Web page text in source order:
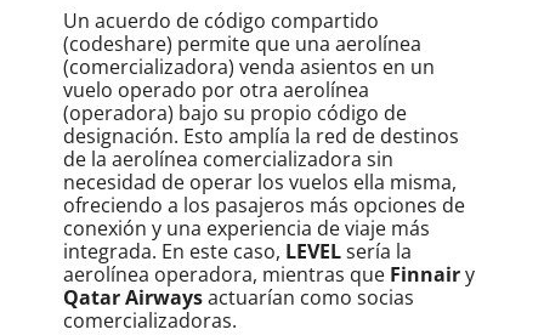
Un acuerdo de código compartido
(codeshare) permite que una aerolínea
(comercializadora) venda asientos en un
vuelo operado por otra aerolínea
(operadora) bajo su propio código de
designación. Esto amplía la red de destinos
de la aerolínea comercializadora sin
necesidad de operar los vuelos ella misma,
ofreciendo a los pasajeros más opciones de
conexión y una experiencia de viaje más
integrada. En este caso, LEVELsería la
aerolínea operadora, mientras que Finnairy
Qatar Airwaysactuarían como socias
comercializadoras.